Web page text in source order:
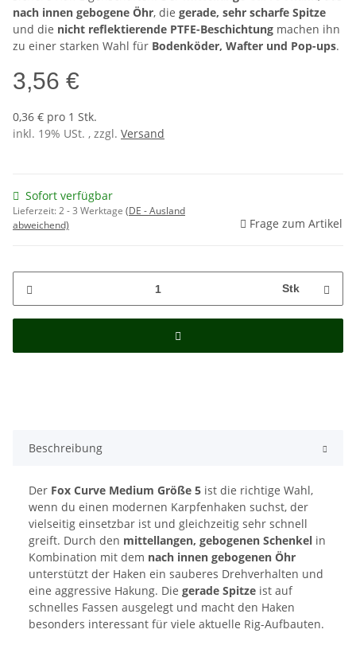
nach innen gebogene Öhr, die gerade, sehr scharfe Spitze
und die nicht reflektierende PTFE-Beschichtung machen ihn
zu einer starken Wahl für Bodenköder, Wafter und Pop-ups.
3,56 €
0,36 € pro 1 Stk.
inkl. 19% USt. , zzgl. Versand
Sofort verfügbar
Lieferzeit:2 - 3 Werktage (DE - Ausland
abweichend)
Frage zum Artikel
Stk
Beschreibung
Der Fox Curve Medium Größe 5 ist die richtige Wahl,
wenn du einen modernen Karpfenhaken suchst, der
vielseitig einsetzbar ist und gleichzeitig sehr schnell
greift. Durch den mittellangen, gebogenen Schenkel in
Kombination mit dem nach innen gebogenen Öhr
unterstützt der Haken ein sauberes Drehverhalten und
eine aggressive Hakung. Die gerade Spitze ist auf
schnelles Fassen ausgelegt und macht den Haken
besonders interessant für viele aktuelle Rig-Aufbauten.